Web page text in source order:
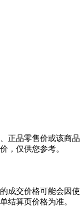
正品零售价或该商品
，仅供您参考。
成交价格可能会因使
结算页价格为准。